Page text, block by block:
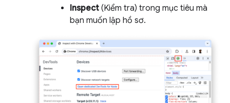
Inspect (Kiểm tra) trong mục tiêu mà
bạn muốn lập hồ sơ.